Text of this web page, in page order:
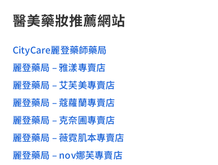
醫美藥妝推薦網站
CityCare麗登藥師藥局
麗登藥局 – 雅漾專賣店
麗登藥局 – 艾芙美專賣店
麗登藥局 – 蔻蘿蘭專賣店
麗登藥局 – 克奈圃專賣店
麗登藥局 – 薇霓肌本專賣店
麗登藥局 – nov娜芙專賣店